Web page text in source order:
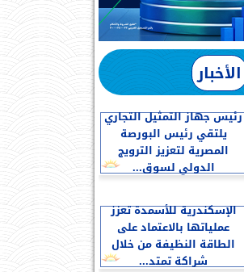
الأخبار
رئيس جهاز التمثيل التجاري
يلتقي رئيس البورصة
المصرية لتعزيز الترويج
الدولي لسوق...
الإسكندرية للأسمدة تعزز
عملياتها بالاعتماد على
الطاقة النظيفة من خلال
شراكة تمتد...